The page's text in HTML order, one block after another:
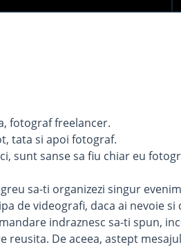
fotograf freelancer.
tata si apoi fotograf.
sunt sanse sa fiu chiar eu
sa-ti organizezi singur
de videografi, daca ai nevoie si
indraznesc sa-ti spun,
reusita. De aceea, astept